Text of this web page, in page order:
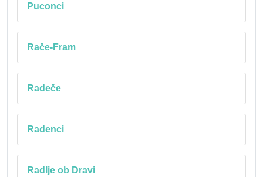
Puconci
Rače-Fram
Radeče
Radenci
Radlje ob Dravi